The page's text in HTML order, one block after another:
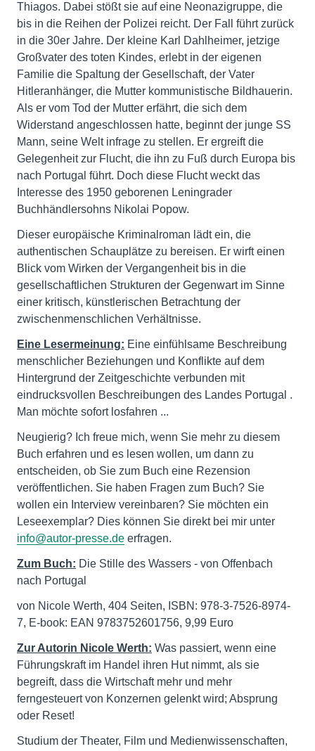
Thiagos. Dabei stößt sie auf eine Neonazigruppe, die
bis in die Reihen der Polizei reicht. Der Fall führt zurück
in die 30er Jahre. Der kleine Karl Dahlheimer, jetzige
Großvater des toten Kindes, erlebt in der eigenen
Familie die Spaltung der Gesellschaft, der Vater
Hitleranhänger, die Mutter kommunistische Bildhauerin.
Als er vom Tod der Mutter erfährt, die sich dem
Widerstand angeschlossen hatte, beginnt der junge SS
Mann, seine Welt infrage zu stellen. Er ergreift die
Gelegenheit zur Flucht, die ihn zu Fuß durch Europa bis
nach Portugal führt. Doch diese Flucht weckt das
Interesse des 1950 geborenen Leningrader
Buchhändlersohns Nikolai Popow.
Dieser europäische Kriminalroman lädt ein, die
authentischen Schauplätze zu bereisen. Er wirft einen
Blick vom Wirken der Vergangenheit bis in die
gesellschaftlichen Strukturen der Gegenwart im Sinne
einer kritisch, künstlerischen Betrachtung der
zwischenmenschlichen Verhältnisse.
Eine Lesermeinung: Eine einfühlsame Beschreibung
menschlicher Beziehungen und Konflikte auf dem
Hintergrund der Zeitgeschichte verbunden mit
eindrucksvollen Beschreibungen des Landes Portugal .
Man möchte sofort losfahren ...
Neugierig? Ich freue mich, wenn Sie mehr zu diesem
Buch erfahren und es lesen wollen, um dann zu
entscheiden, ob Sie zum Buch eine Rezension
veröffentlichen. Sie haben Fragen zum Buch? Sie
wollen ein Interview vereinbaren? Sie möchten ein
Leseexemplar? Dies können Sie direkt bei mir unter
info@autor-presse.de erfragen.
Zum Buch: Die Stille des Wassers - von Offenbach
nach Portugal
von Nicole Werth, 404 Seiten, ISBN: 978-3-7526-8974-
7, E-book: EAN 9783752601756, 9,99 Euro
Zur Autorin Nicole Werth: Was passiert, wenn eine
Führungskraft im Handel ihren Hut nimmt, als sie
begreift, dass die Wirtschaft mehr und mehr
ferngesteuert von Konzernen gelenkt wird; Absprung
oder Reset!
Studium der Theater, Film und Medienwissenschaften,